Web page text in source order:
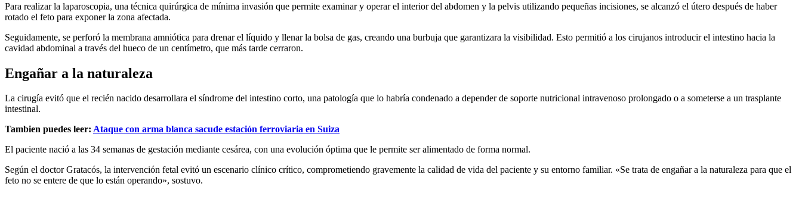
Para realizar la laparoscopia, una técnica quirúrgica de mínima invasión que permite examinar y operar el interior del abdomen y la pelvis utilizando pequeñas incisiones, se alcanzó el útero después de haber
rotado el feto para exponer la zona afectada.
Seguidamente, se perforó la membrana amniótica para drenar el líquido y llenar la bolsa de gas, creando una burbuja que garantizara la visibilidad. Esto permitió a los cirujanos introducir el intestino hacia la
cavidad abdominal a través del hueco de un centímetro, que más tarde cerraron.
Engañar a la naturaleza
La cirugía evitó que el recién nacido desarrollara el síndrome del intestino corto, una patología que lo habría condenado a depender de soporte nutricional intravenoso prolongado o a someterse a un trasplante
intestinal.
Tambien puedes leer: Ataque con arma blanca sacude estación ferroviaria en Suiza
El paciente nació a las 34 semanas de gestación mediante cesárea, con una evolución óptima que le permite ser alimentado de forma normal.
Según el doctor Gratacós, la intervención fetal evitó un escenario clínico crítico, comprometiendo gravemente la calidad de vida del paciente y su entorno familiar. «Se trata de engañar a la naturaleza para que el
feto no se entere de que lo están operando», sostuvo.